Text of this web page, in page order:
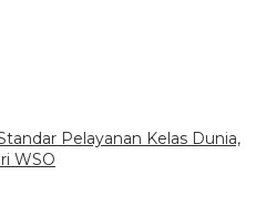
Pelayanan Kelas Dunia,
WSO